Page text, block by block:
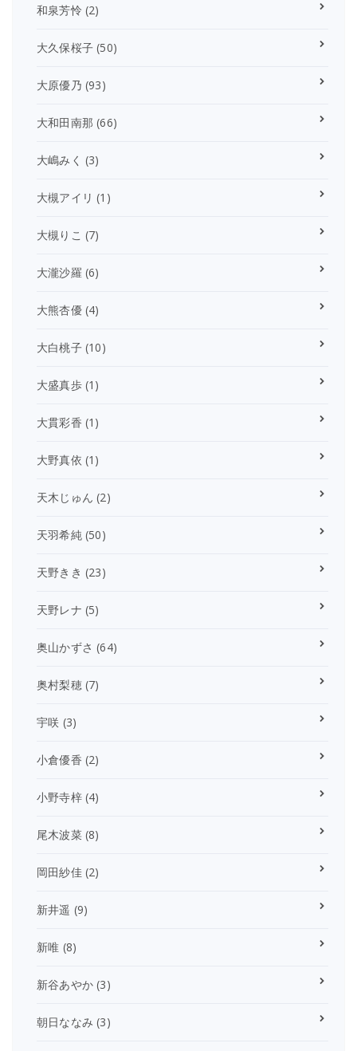
和泉芳怜 (2)
大久保桜子 (50)
大原優乃 (93)
大和田南那 (66)
大嶋みく (3)
大槻アイリ (1)
大槻りこ (7)
大瀧沙羅 (6)
大熊杏優(4)
大白桃子(10)
大盛真歩(1)
大貫彩香 (1)
大野真依 (1)
天木じゅん (2)
天羽希純(50)
天野きき (23)
天野レナ (5)
奥山かずさ (64)
奥村梨穂(7)
宇咲 (3)
小倉優香 (2)
小野寺梓(4)
尾木波菜(8)
岡田紗佳(2)
新井遥 (9)
新唯 (8)
新谷あやか (3)
朝日ななみ (3)